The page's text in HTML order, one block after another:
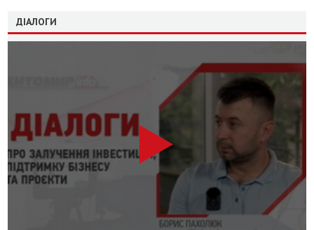
ДІАЛОГИ